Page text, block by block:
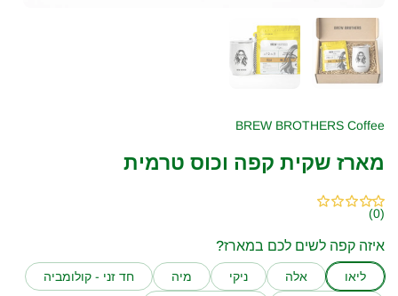
הצג שקופית 1 הצג שקופית 2
BREW BROTHERS Coffee
מארז שקית קפה וכוס טרמית
(0)
איזה קפה לשים לכם במארז?
ליאו אלה ניקי מיה
חד זני - קולומביה